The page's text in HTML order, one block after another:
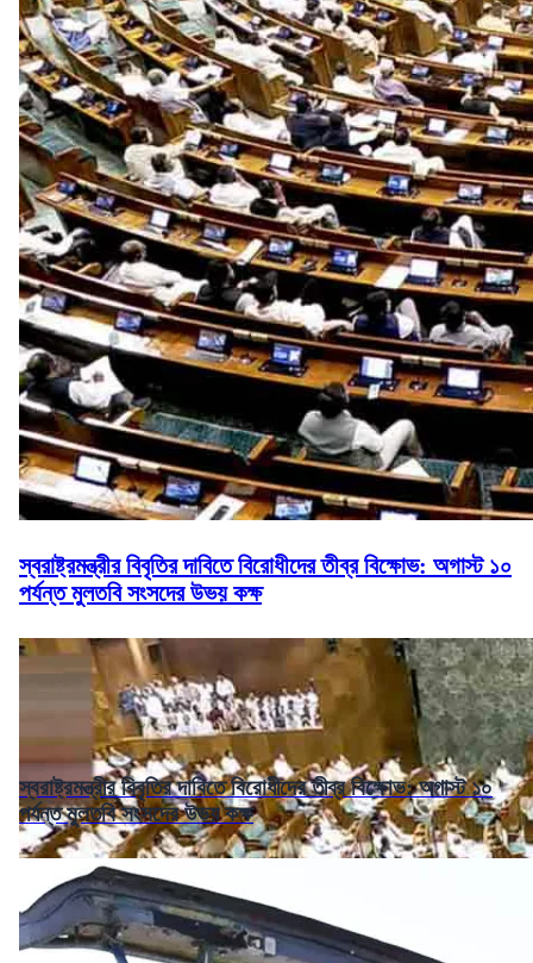
স্বরাষ্ট্রমন্ত্রীর বিবৃতির দাবিতে বিরোধীদের তীব্র বিক্ষোভ: অগাস্ট ১০
পর্যন্ত মুলতবি সংসদের উভয় কক্ষ
স্বরাষ্ট্রমন্ত্রীর বিবৃতির দাবিতে বিরোধীদের তীব্র বিক্ষোভ: অগাস্ট ১০
পর্যন্ত মুলতবি সংসদের উভয় কক্ষ